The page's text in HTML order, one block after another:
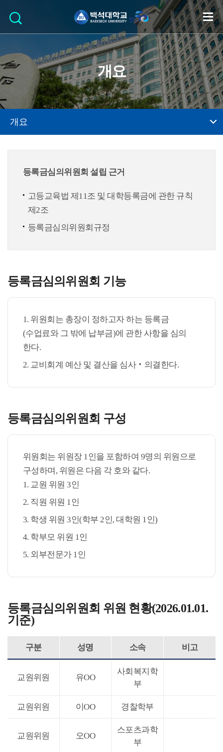
개요
개요
등록금심의위원회 설립 근거
고등교육법 제11조 및 대학등록금에 관한 규칙
제2조
등록금심의위원회규정
등록금심의위원회 기능
1. 위원회는 총장이 정하고자 하는 등록금
(수업료와 그 밖에 납부금)에 관한 사항을 심의
한다.
2. 교비회계 예산 및 결산을 심사‧의결한다.
등록금심의위원회 구성
위원회는 위원장 1인을 포함하여 9명의 위원으로
구성하며, 위원은 다음 각 호와 같다.
1. 교원 위원 3인
2. 직원 위원 1인
3. 학생 위원 3인(학부 2인, 대학원 1인)
4. 학부모 위원 1인
5. 외부전문가 1인
등록금심의위원회 위원 현황(2026.01.01.
기준)
구분 성명 소속 비고
교원위원 유OO
사회복지학
부
교원위원 이OO 경찰학부
교원위원 오OO
스포츠과학
부